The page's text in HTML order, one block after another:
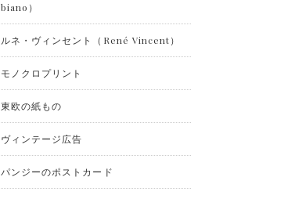
biano）
ルネ・ヴィンセント（René Vincent）
モノクロプリント
東欧の紙もの
ヴィンテージ広告
パンジーのポストカード